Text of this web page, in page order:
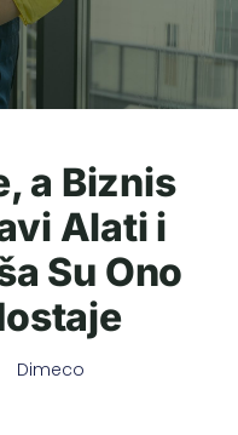
a Biznis
Alati i
Su Ono
Dimeco